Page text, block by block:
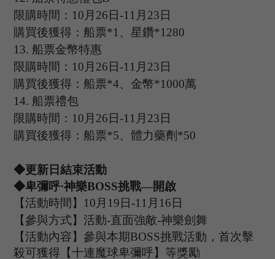
限購時間： 10 月 26日-11 月 23日
購買後獲得：船票*1、星鑽*1280
13. 船票金幣特惠
限購時間： 10 月 26日-11 月 23日
購買後獲得：船票*4、金幣*1000萬
14. 船票禮包
限購時間： 10 月 26日-11 月 23日
購買後獲得：船票*5、體力藥劑*50
◆更新日結束活動
◆卑彌呼·神樂BOSS挑戰—開啟
【活動時間】 10 月 19日-11 月 16日
【參與方式】 活動-直面強敵-神樂劍舞
【活動內容】參與本期BOSS挑戰活動，首次擊
殺可獲得【十連魔球卑彌呼】等獎勵